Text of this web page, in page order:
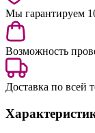
Мы гарантируем
Возможность
Доставка по всей